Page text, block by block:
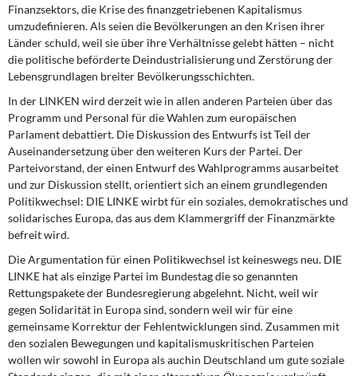
Rosa-Luxemburg-Stiftung
Über mich
Kontakt
Finanzsektors, die Krise des finanzgetriebenen Kapitalismus
umzudefinieren. Als seien die Bevölkerungen an den Krisen ihrer
Länder schuld, weil sie über ihre Verhältnisse gelebt hätten – nicht
die politische beförderte Deindustrialisierung und Zerstörung der
Lebensgrundlagen breiter Bevölkerungsschichten.
In der LINKEN wird derzeit wie in allen anderen Parteien über das
Programm und Personal für die Wahlen zum europäischen
Parlament debattiert. Die Diskussion des Entwurfs ist Teil der
Auseinandersetzung über den weiteren Kurs der Partei. Der
Parteivorstand, der einen Entwurf des Wahlprogramms ausarbeitet
und zur Diskussion stellt, orientiert sich an einem grundlegenden
Politikwechsel: DIE LINKE wirbt für ein soziales, demokratisches und
solidarisches Europa, das aus dem Klammergriff der Finanzmärkte
befreit wird.
Die Argumentation für einen Politikwechsel ist keineswegs neu. DIE
LINKE hat als einzige Partei im Bundestag die so genannten
Rettungspakete der Bundesregierung abgelehnt. Nicht, weil wir
gegen Solidarität in Europa sind, sondern weil wir für eine
gemeinsame Korrektur der Fehlentwicklungen sind. Zusammen mit
den sozialen Bewegungen und kapitalismuskritischen Parteien
wollen wir sowohl in Europa als auchin Deutschland um gute soziale